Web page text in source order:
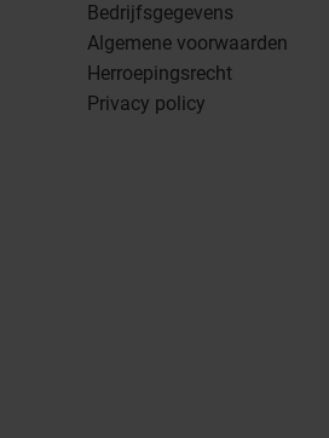
Bedrijfsgegevens
Algemene voorwaarden
Herroepingsrecht
Privacy policy